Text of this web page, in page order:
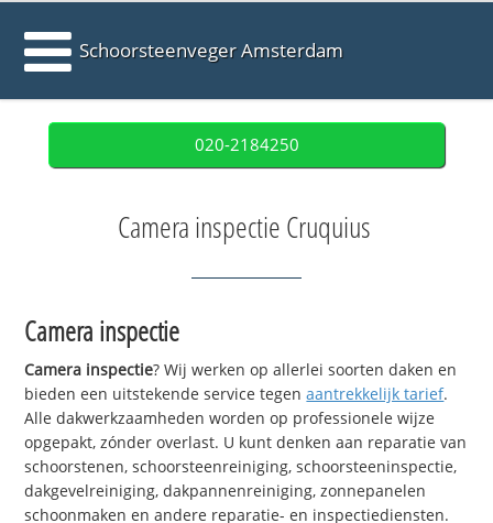
Schoorsteenveger Amsterdam
020-2184250
Camera inspectie Cruquius
Camera inspectie
Camera inspectie? Wij werken op allerlei soorten daken en
bieden een uitstekende service tegenaantrekkelijk tarief.
Alle dakwerkzaamheden worden op professionele wijze
opgepakt, zónder overlast. U kunt denken aan reparatie van
schoorstenen, schoorsteenreiniging, schoorsteeninspectie,
dakgevelreiniging, dakpannenreiniging, zonnepanelen
schoonmaken en andere reparatie- en inspectiediensten.